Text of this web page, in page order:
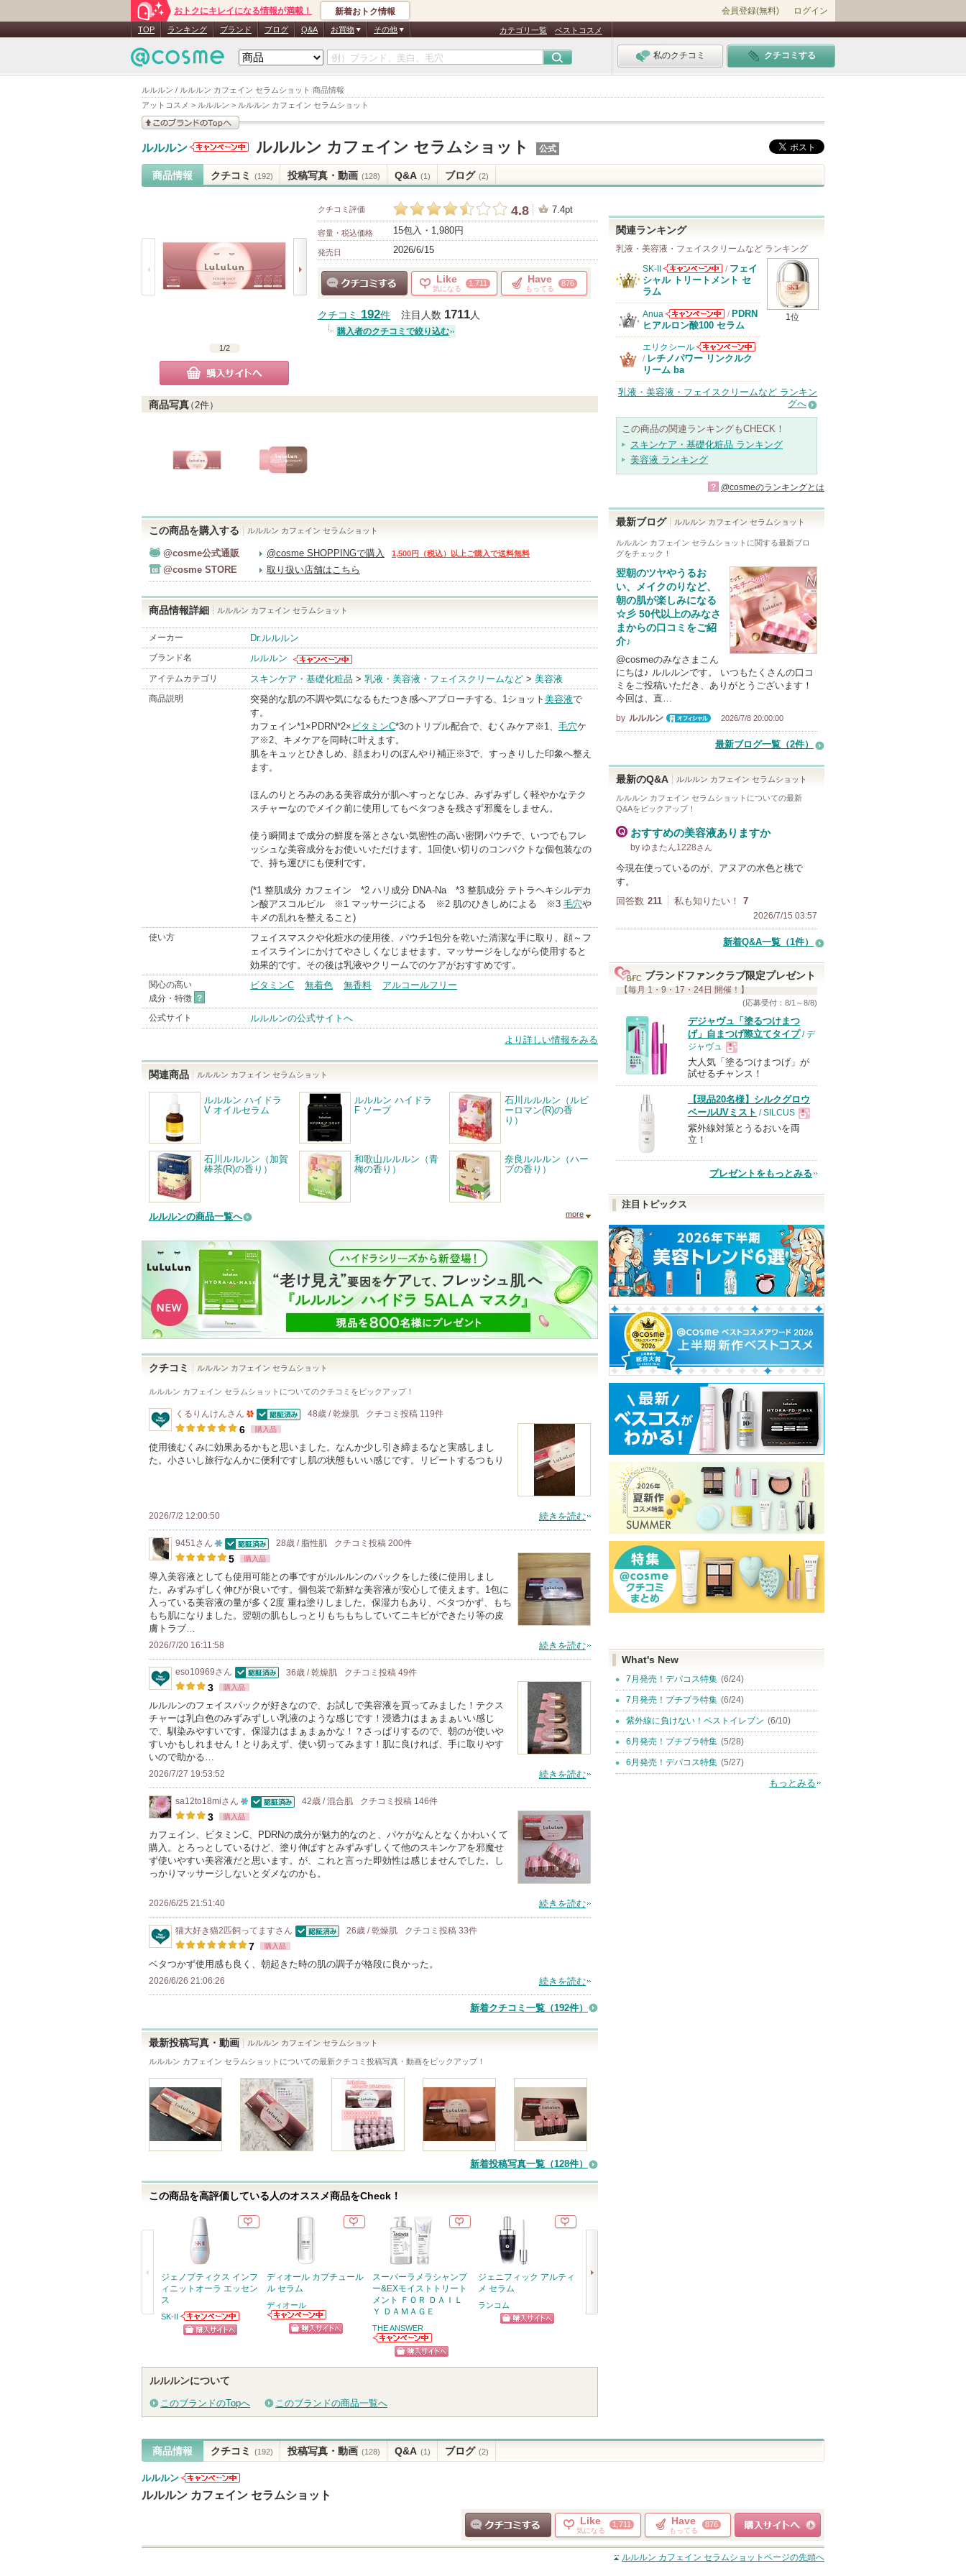
ルルルン / ルルルン カフェイン セラムショット 商品情報
アットコスメ > ルルルン > ルルルン カフェイン セラムショット
おトクにキレイになる情報が満載！ 新着おトク情報 会員登録(無料) ログイン
TOP ランキング ブランド ブログ Q&A お買物 その他 カテゴリ一覧 ベストコスメ
私のクチコミ クチコミする
ルルルン
らのお知ら
せがありま
ルルルン カフェイン セラムショット 公式
商品情報 クチコミ (192) 投稿写真・動画 (128) Q&A (1) ブログ (2)
1/2
購入サイトへ
クチコミ評価 4.8 7.4pt
容量・税込価格 15包入・1,980円
発売日 2026/6/15
Like
気になる
1,711 Have
もってる
876
クチコミ 192件 注目人数 1711人
購入者のクチコミで絞り込む
商品写真（2件）
この商品を購入する ルルルン カフェイン セラムショット
@cosme公式通販 @cosme SHOPPINGで購入 1,500円（税込）以上ご購入で送料無料
@cosme STORE 取り扱い店舗はこちら
商品情報詳細 ルルルン カフェイン セラムショット
メーカー Dr.ルルルン
ブランド名
ルルルン
ルルルンから
のお知らせが
あります
アイテムカテゴリ スキンケア・基礎化粧品 > 乳液・美容液・フェイスクリームなど > 美容液
商品説明 突発的な肌の不調や気になるもたつき感へアプローチする、1ショット 美容液で
す。
カフェイン*1×PDRN*2× ビタミンC*3のトリプル配合で、むくみケア※1、 毛穴ケ
ア※2、キメケアを同時に叶えます。
肌をキュッとひきしめ、顔まわりのぼんやり補正※3で、すっきりした印象へ整え
ます。
ほんのりとろみのある美容成分が肌へすっとなじみ、みずみずしく軽やかなテク
スチャーなのでメイク前に使用してもベタつきを残さず邪魔をしません。
使う瞬間まで成分の鮮度を落とさない気密性の高い密閉パウチで、いつでもフレ
ッシュな美容成分をお使いいただけます。1回使い切りのコンパクトな個包装なの
で、持ち運びにも便利です。
(*1 整肌成分 カフェイン *2 ハリ成分 DNA-Na *3 整肌成分 テトラヘキシルデカ
ン酸アスコルビル ※1 マッサージによる ※2 肌のひきしめによる ※3 毛穴や
キメの乱れを整えること)
使い方
フェイスマスクや化粧水の使用後、パウチ1包分を乾いた清潔な手に取り、顔～フ
ェイスラインにかけてやさしくなじませます。マッサージをしながら使用すると
効果的です。その後は乳液やクリームでのケアがおすすめです。
関心の高い
成分・特徴 ?
ビタミンC 無着色 無香料 アルコールフリー
公式サイト
ルルルンの公式サイトへ
より詳しい情報をみる
関連商品 ルルルン カフェイン セラムショット
ルルルン ハイドラ
V オイルセラム
ルルルン ハイドラ
F ソープ
石川ルルルン（ルビ
ーロマン(R)の香
り）
石川ルルルン（加賀
棒茶(R)の香り）
和歌山ルルルン（青
梅の香り）
奈良ルルルン（ハー
ブの香り）
ルルルンの商品一覧へ more
クチコミ ルルルン カフェイン セラムショット
ルルルン カフェイン セラムショット についてのクチコミをピックアップ！
くるりんけんさん
50
人
以
ン
バ
ー
に
お
気
り
登
録
さ
れ
ま
す
認証済
48歳 / 乾燥肌 クチコミ投稿 119件
6 購入品
使用後むくみに効果あるかもと思いました。なんか少し引き締まるなと実感しまし
た。小さいし旅行なんかに便利ですし肌の状態もいい感じです。リピートするつもり
2026/7/2 12:00:50 続きを読む
9451 さん
10
人
以
上
メ
ン
バ
ー
に
お
気
入
り
登
録
さ
れ
い
ま
す
認証済
28歳 / 脂性肌 クチコミ投稿 200件
5 購入品
導入美容液としても使用可能との事ですがルルルンのパックをした後に使用しまし
た。みずみずしく伸びが良いです。個包装で新鮮な美容液が安心して使えます。1包に
入っている美容液の量が多く2度 重ね塗りしました。保湿力もあり、ベタつかず、もち
もち肌になりました。翌朝の肌もしっとりもちもちしていてニキビができたり等の皮
膚トラブ…
2026/7/20 16:11:58 続きを読む
eso10969さん
認証済
36歳 / 乾燥肌 クチコミ投稿 49件
3 購入品
ルルルンのフェイスパックが好きなので、お試しで美容液を買ってみました！テクス
チャーは乳白色のみずみずしい乳液のような感じです！浸透力はまぁまぁいい感じ
で、馴染みやすいです。保湿力はまぁまぁかな！？さっぱりするので、朝のが使いや
すいかもしれません！とりあえず、使い切ってみます！肌に良ければ、手に取りやす
いので助かる…
2026/7/27 19:53:52 続きを読む
sa12to18miさん
10
人
以
上
ン
バ
ー
に
入
録
さ
れ
て
す
42歳 / 混合肌 クチコミ投稿 146件
3 購入品
カフェイン、ビタミンC、PDRNの成分が魅力的なのと、パケがなんとなくかわいくて
購入。とろっとしているけど、塗り伸ばすとみずみずしくて他のスキンケアを邪魔せ
ず使いやすい美容液だと思います。が、これと言った即効性は感じませんでした。し
っかりマッサージしないとダメなのかも。
2026/6/25 21:51:40 続きを読む
猫大好き猫2匹飼ってますさん
26歳 / 乾燥肌 クチコミ投稿 33件
7 購入品
ベタつかず使用感も良く、朝起きた時の肌の調子が格段に良かった。
2026/6/26 21:06:26 続きを読む
新着クチコミ一覧 （192件）
最新投稿写真・動画 ルルルン カフェイン セラムショット
ルルルン カフェイン セラムショット についての最新クチコミ投稿写真・動画をピックアップ！
新着投稿写真一覧（128件）
この商品を高評価している人のオススメ商品をCheck！
ジェノプティクス インフ
ィニットオーラ エッセン
ス
SK-II
SK-IIからのお知
らせがあります
ディオール カプチュール
ル セラム
ディオール
ディオールから
のお知らせがあ
スーパーラメラシャンプ
ー&EXモイストトリート
メント ＦＯＲ ＤＡＩＬ
Ｙ ＤＡＭＡＧＥ
THE ANSWER
THE ANSWERか
らのお知らせが
ありますショッピン
ジェニフィック アルティ
メ セラム
ランコム
PDRN ヒアルロン酸100
ルルルンについて
このブランドのTopへ このブランドの商品一覧へ
関連ランキング
乳液・美容液・フェイスクリームなど ランキング
1位
SK-II
SK-IIからのお
/ フェイ
シャル トリートメント セ
ラム
Anua
Anuaからのお
知らせがありま
す
/ PDRN
ヒアルロン酸100 セラム
エリクシール
エリクシールか
/ レチノパワー リンクルク
リーム ba
乳液・美容液・フェイスクリームなど ランキン
グへ
この商品の関連ランキングもCHECK！
スキンケア・基礎化粧品 ランキング
美容液 ランキング
? @cosmeのランキングとは
最新ブログ ルルルン カフェイン セラムショット
ルルルン カフェイン セラムショット に関する最新ブロ
グをチェック！
翌朝のツヤやうるお
い、メイクのりなど、
朝の肌が楽しみになる
☆彡 50代以上のみなさ
まからの口コミをご紹
介♪
@cosmeのみなさまこん
にちは♪ ルルルンです。 いつもたくさんの口コ
ミをご投稿いただき、ありがとうございます！
今回は、直…
by ルルルン
2026/7/8 20:00:00
最新ブログ一覧（2件）
最新のQ&A ルルルン カフェイン セラムショット
ルルルン カフェイン セラムショット についての最新
Q&Aをピックアップ！
おすすめの美容液ありますか
by ゆまたん1228さん
今現在使っているのが、アヌアの水色と桃で
す。
回答数 211 私も知りたい！ 7
2026/7/15 03:57
新着Q&A一覧（1件）
ブランドファンクラブ限定プレゼント
【毎月 1・9・17・24日 開催！】
(応募受付：8/1～8/8)
デジャヴュ「塗るつけまつ
げ」自まつげ際立てタイプ/ デ
ジャヴュ
現
品
大人気「塗るつけまつげ」が
試せるチャンス！
【現品20名様】シルクグロウ
ベールUVミスト / SILCUS
現
品
紫外線対策とうるおいを両
立！
プレゼントをもっとみる
注目トピックス
What's New
7月発売！デパコス特集 (6/24)
7月発売！プチプラ特集 (6/24)
紫外線に負けない！ベストイレブン (6/10)
6月発売！プチプラ特集 (5/28)
6月発売！デパコス特集 (5/27)
もっとみる
商品情報 クチコミ (192) 投稿写真・動画 (128) Q&A (1) ブログ (2)
ルルルン
ルルルンから
ルルルン カフェイン セラムショット
クチコミする
Like
気になる
1,711 Have
もってる
876
ショッピングサイト
へ
ルルルン カフェイン セラムショット ページの先頭へ